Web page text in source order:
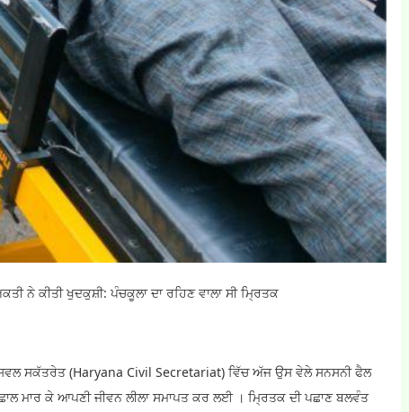
ਨੇ ਕੀਤੀ ਖੁਦਕੁਸ਼ੀ: ਪੰਚਕੂਲਾ ਦਾ ਰਹਿਣ ਵਾਲਾ ਸੀ ਮ੍ਰਿਤਕ
ਸਕੱਤਰੇਤ (Haryana Civil Secretariat) ਵਿੱਚ ਅੱਜ ਉਸ ਵੇਲੇ ਸਨਸਨੀ ਫੈਲ
ਮਾਰ ਕੇ ਆਪਣੀ ਜੀਵਨ ਲੀਲਾ ਸਮਾਪਤ ਕਰ ਲਈ । ਮ੍ਰਿਤਕ ਦੀ ਪਛਾਣ ਬਲਵੰਤ